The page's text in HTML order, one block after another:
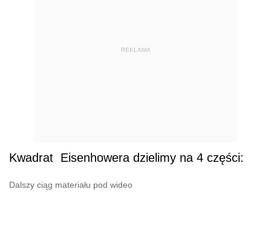
REKLAMA
Kwadrat Eisenhowera dzielimy na 4 części:
Dalszy ciąg materiału pod wideo